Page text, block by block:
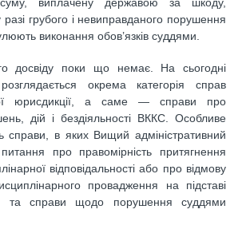
грубого і невиправданого порушення
виконання обов’язків суддями.
досвіду поки що немає. На сьогодні
окрема категорія справ
юрисдикції, а саме — справи про
дій і бездіяльності ВККС. Особливе
справи, в яких Вищий адміністративний
про правомірність притягнення
відповідальності або про відмову
провадження на підставі
та справи щодо порушення суддями